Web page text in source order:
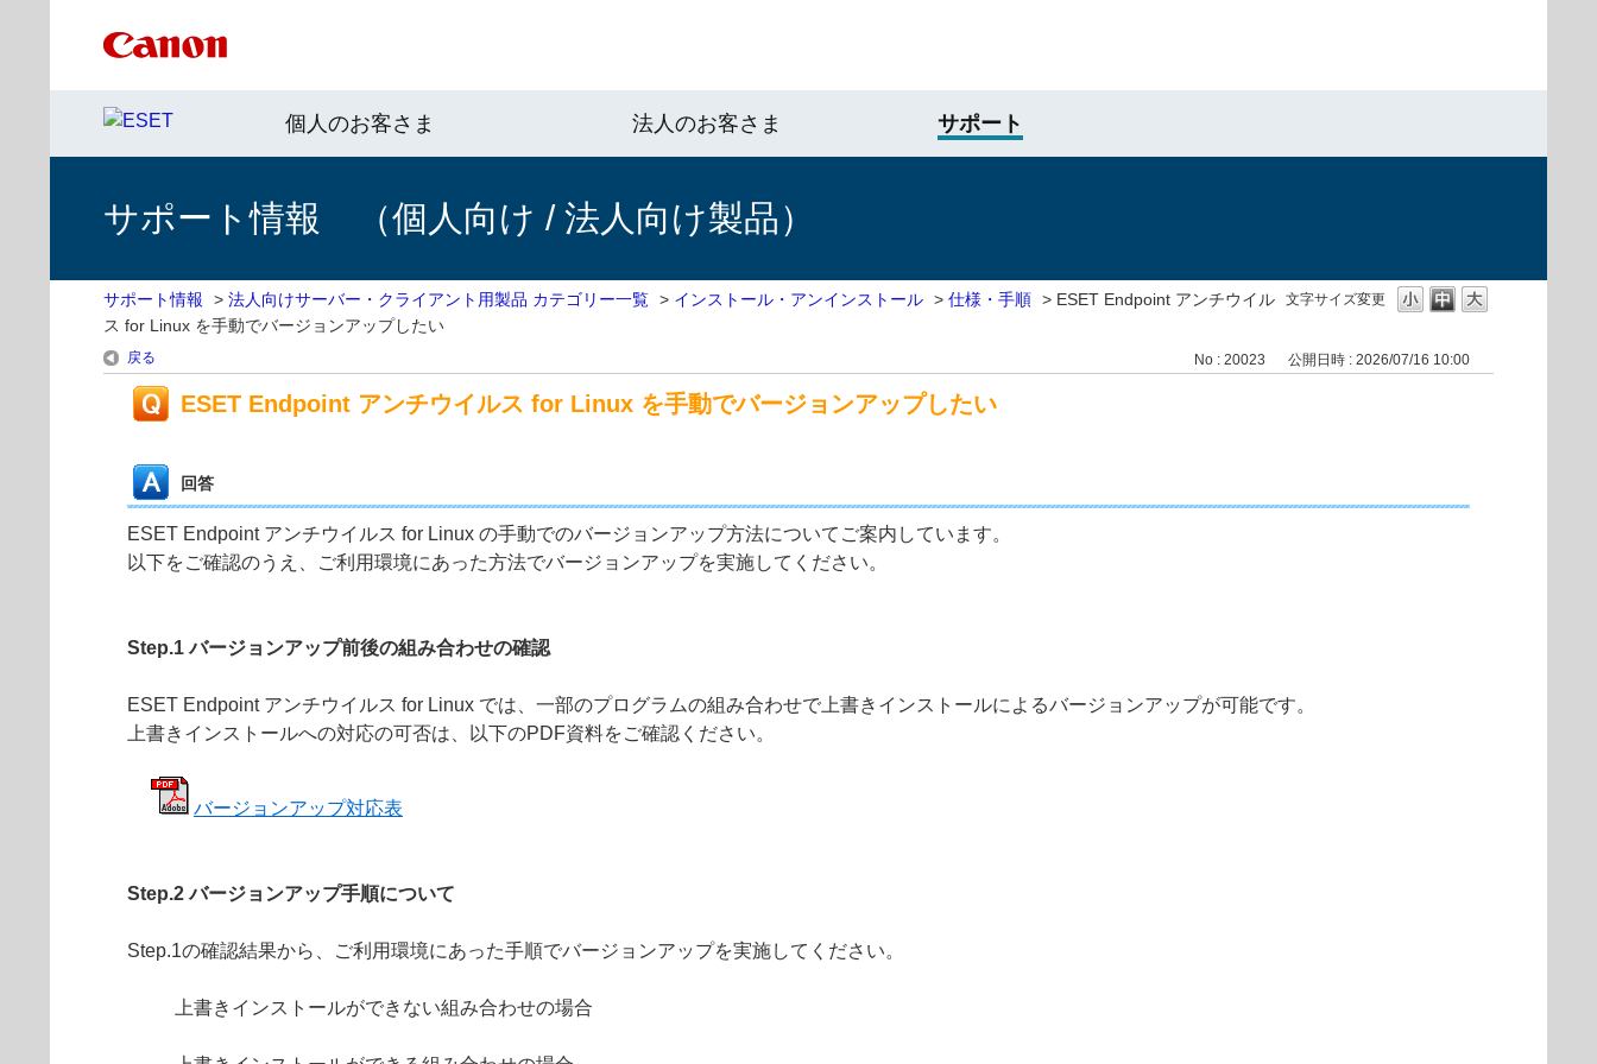
個人のお客さま 法人のお客さま サポート
サポート情報 （個人向け / 法人向け製品）
文字サイズ変更
サポート情報 > 法人向けサーバー・クライアント用製品 カテゴリー一覧 > インストール・アンインストール > 仕様・手順 > ESET Endpoint アンチウイル
ス for Linux を手動でバージョンアップしたい
戻る No : 20023 公開日時 : 2026/07/16 10:00
ESET Endpoint アンチウイルス for Linux を手動でバージョンアップしたい
回答
ESET Endpoint アンチウイルス for Linux の手動でのバージョンアップ方法についてご案内しています。
以下をご確認のうえ、ご利用環境にあった方法でバージョンアップを実施してください。
Step.1 バージョンアップ前後の組み合わせの確認
ESET Endpoint アンチウイルス for Linux では、一部のプログラムの組み合わせで上書きインストールによるバージョンアップが可能です。
上書きインストールへの対応の可否は、以下のPDF資料をご確認ください。
バージョンアップ対応表
Step.2 バージョンアップ手順について
Step.1の確認結果から、ご利用環境にあった手順でバージョンアップを実施してください。
上書きインストールができない組み合わせの場合